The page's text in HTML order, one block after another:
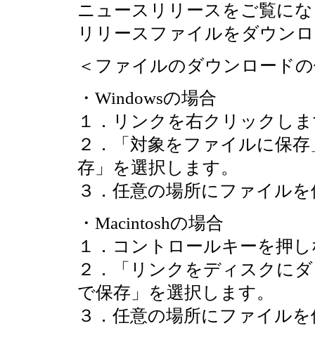
ニュースリリースをご覧に
リリースファイルをダウン
＜ファイルのダウンロード
・Windowsの場合
１．リンクを右クリックし
２．「対象をファイルに保
存」を選択します。
３．任意の場所にファイル
・Macintoshの場合
１．コントロールキーを押
２．「リンクをディスクに
で保存」を選択します。
３．任意の場所にファイル